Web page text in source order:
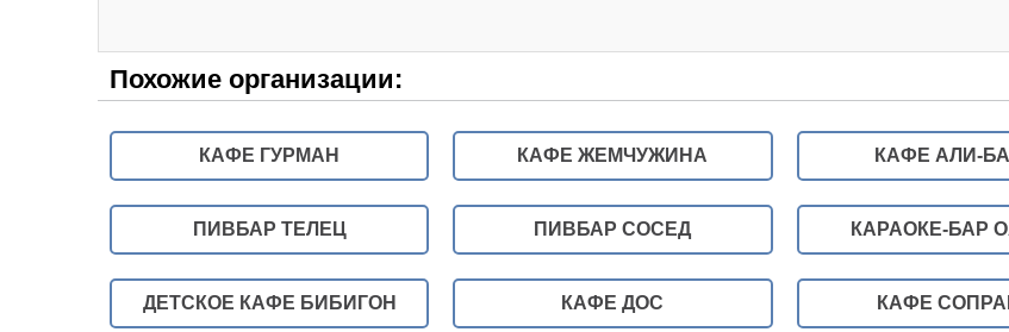
Похожие организации:
КАФЕ ГУРМАН КАФЕ ЖЕМЧУЖИНА КАФЕ АЛИ-
ПИВБАР ТЕЛЕЦ ПИВБАР СОСЕД КАРАОКЕ-БАР
ДЕТСКОЕ КАФЕ БИБИГОН КАФЕ ДОС КАФЕ